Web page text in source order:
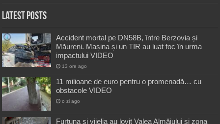
Latest Posts
Accident mortal pe DN58B, între Berzovia și
Măureni. Mașina și un TIR au luat foc în urma
impactului VIDEO
13 ore ago
11 milioane de euro pentru o promenadă… cu
obstacole VIDEO
o zi ago
Furtuna și vijelia au lovit Valea Almăjului și zona